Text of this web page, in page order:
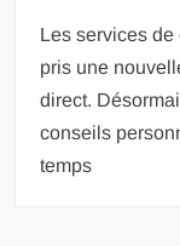
Les services
pris une
direct.
conseils
temps